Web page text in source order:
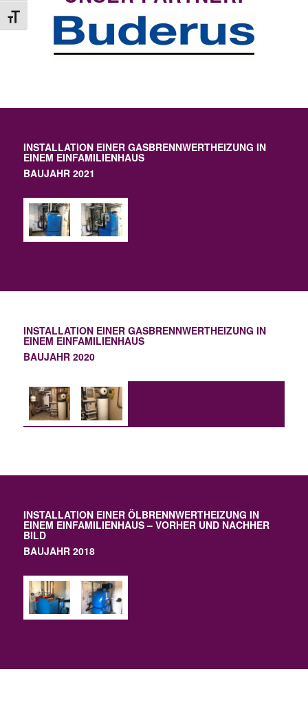
Schrift vergrößern
INSTALLATION EINER GASBRENNWERTHEIZUNG IN
EINEM EINFAMILIENHAUS
BAUJAHR 2021
INSTALLATION EINER GASBRENNWERTHEIZUNG IN
EINEM EINFAMILIENHAUS
BAUJAHR 2020
INSTALLATION EINER ÖLBRENNWERTHEIZUNG IN
EINEM EINFAMILIENHAUS – VORHER UND NACHHER
BILD
BAUJAHR 2018